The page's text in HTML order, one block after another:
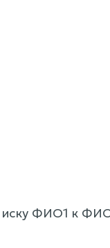
ФИО1 к